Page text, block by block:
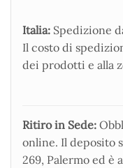
Italia: Spedizione
Il costo di
dei prodotti e alla
Ritiro in Sede:
online. Il deposito
269, Palermo ed è